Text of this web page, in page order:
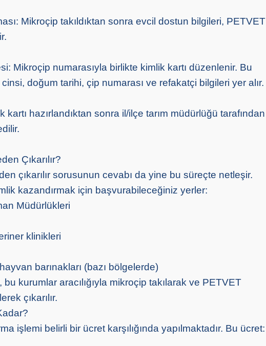
Mikroçip takıldıktan sonra evcil dostun bilgileri, PETVET
Mikroçip numarasıyla birlikte kimlik kartı düzenlenir. Bu
doğum tarihi, çip numarası ve refakatçi bilgileri yer alır.
kartı hazırlandıktan sonra il/ilçe tarım müdürlüğü tarafından
Çıkarılır?
çıkarılır sorusunun cevabı da yine bu süreçte netleşir.
kazandırmak için başvurabileceğiniz yerler:
Müdürlükleri
klinikleri
barınakları (bazı bölgelerde)
kurumlar aracılığıyla mikroçip takılarak ve PETVET
çıkarılır.
işlemi belirli bir ücret karşılığında yapılmaktadır. Bu ücret: